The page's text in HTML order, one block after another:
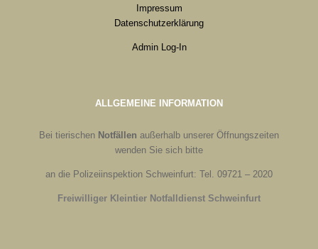
Impressum
Datenschutzerklärung
Admin Log-In
ALLGEMEINE INFORMATION
Bei tierischen Notfällen außerhalb unserer Öffnungszeiten
wenden Sie sich bitte
an die Polizeiinspektion Schweinfurt: Tel. 09721 – 2020
Freiwilliger Kleintier Notfalldienst Schweinfurt